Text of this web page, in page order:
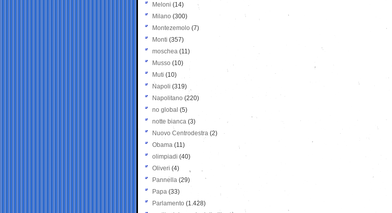
Meloni (14)
Milano (300)
Montezemolo (7)
Monti (357)
moschea (11)
Musso (10)
Muti (10)
Napoli (319)
Napolitano (220)
no global (5)
notte bianca (3)
Nuovo Centrodestra (2)
Obama (11)
olimpiadi (40)
Oliveri (4)
Pannella (29)
Papa (33)
Parlamento (1.428)